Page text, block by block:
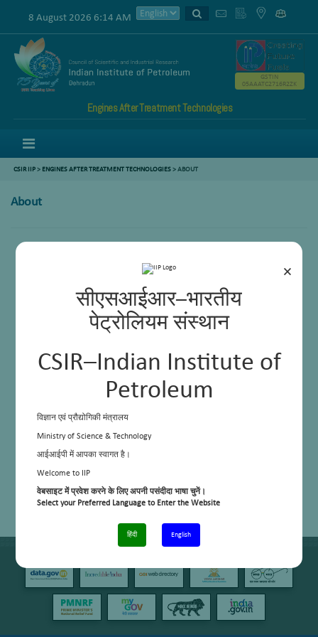
×
सीएसआईआर–भारतीय
पेट्रोलियम संस्थान
CSIR–Indian Institute of
Petroleum
विज्ञान एवं प्रौद्योगिकी मंत्रालय
Ministry of Science & Technology
आईआईपी में आपका स्वागत है।
Welcome to IIP
वेबसाइट में प्रवेश करने के लिए अपनी पसंदीदा भाषा चुनें।
Select your Preferred Language to Enter the Website
हिंदी English
8 August 2026 6:14 AM
Engines After Treatment Technologies
GSTIN
05AAATC2716R2ZK
CSIR IIP> ENGINES AFTER TREATMENT TECHNOLOGIES>ABOUT
About